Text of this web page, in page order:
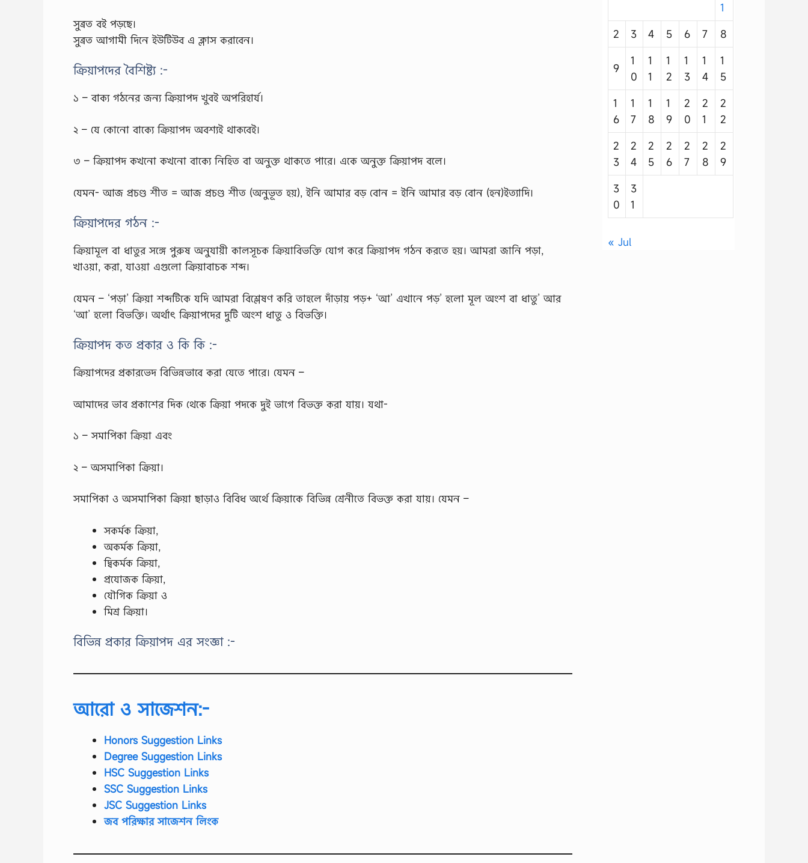
সুব্রত বই পড়ছে।
সুব্রত আগামী দিনে ইউটিউব এ ক্লাস করাবেন।
ক্রিয়াপদের বৈশিষ্ট্য :-
১ – বাক্য গঠনের জন্য ক্রিয়াপদ খুবই অপরিহার্য।
২ – যে কোনো বাক্যে ক্রিয়াপদ অবশ্যই থাকবেই।
৩ – ক্রিয়াপদ কখনো কখনো বাক্যে নিহিত বা অনুক্ত থাকতে পারে। একে অনুক্ত ক্রিয়াপদ বলে।
যেমন- আজ প্রচণ্ড শীত = আজ প্রচণ্ড শীত (অনুভূত হয়), ইনি আমার বড় বোন = ইনি আমার বড় বোন (হন)ইত্যাদি।
ক্রিয়াপদের গঠন :-
ক্রিয়ামূল বা ধাতুর সঙ্গে পুরুষ অনুযায়ী কালসূচক ক্রিয়াবিভক্তি যোগ করে ক্রিয়াপদ গঠন করতে হয়। আমরা জানি পড়া,
খাওয়া, করা, যাওয়া এগুলো ক্রিয়াবাচক শব্দ।
যেমন – ‘পড়া’ ক্রিয়া শব্দটিকে যদি আমরা বিশ্লেষণ করি তাহলে দাঁড়ায় পড়+ ‘আ’ এখানে পড়’ হলো মূল অংশ বা ধাতু’ আর
‘আ’ হলো বিভক্তি। অর্থাৎ ক্রিয়াপদের দুটি অংশ ধাতু ও বিভক্তি।
ক্রিয়াপদ কত প্রকার ও কি কি :-
ক্রিয়াপদের প্রকারভেদ বিভিন্নভাবে করা যেতে পারে। যেমন –
আমাদের ভাব প্রকাশের দিক থেকে ক্রিয়া পদকে দুই ভাগে বিভক্ত করা যায়। যথা-
১ – সমাপিকা ক্রিয়া এবং
২ – অসমাপিকা ক্রিয়া।
সমাপিকা ও অসমাপিকা ক্রিয়া ছাড়াও বিবিধ অর্থে ক্রিয়াকে বিভিন্ন শ্রেনীতে বিভক্ত করা যায়। যেমন –
সকর্মক ক্রিয়া,
অকর্মক ক্রিয়া,
দ্বিকর্মক ক্রিয়া,
প্রযোজক ক্রিয়া,
যৌগিক ক্রিয়া ও
মিশ্র ক্রিয়া।
বিভিন্ন প্রকার ক্রিয়াপদ এর সংজ্ঞা :-
আরো ও সাজেশন:-
Honors Suggestion Links
Degree Suggestion Links
HSC Suggestion Links
SSC Suggestion Links
JSC Suggestion Links
জব পরিক্ষার সাজেশন লিংক
1
2
3 4 5 6 7 8
9
1
0
1
1
1
2
1
3
1
4
1
5
1
6
1
7
1
8
1
9
2
0
2
1
2
2
2
3
2
4
2
5
2
6
2
7
2
8
2
9
3
0
3
1
« Jul